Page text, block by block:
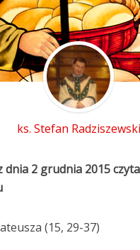
ks. Stefan Radziszewski
2 grudnia 2015
(15, 29-37)